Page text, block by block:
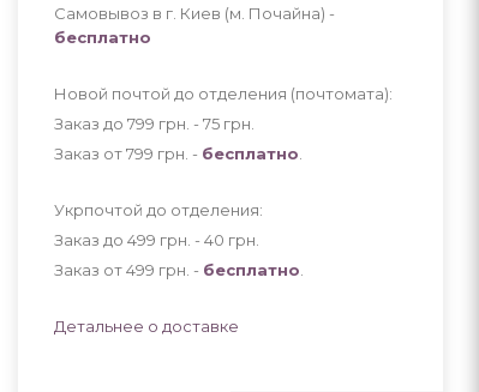
Самовывоз в г. Киев (м. Почайна) -
бесплатно
Новой почтой до отделения (почтомата):
Заказ до 799 грн. - 75 грн
Заказ от 799 грн. - бесплатно
Укрпочтой до отделения:
Заказ до 499 грн. - 40 грн
Заказ от 499 грн. - бесплатно
Детальнее о доставке